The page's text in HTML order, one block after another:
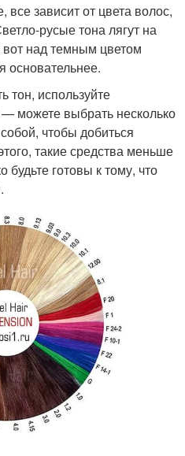
зависит от цвета волос,
русые тона лягут на
над темным цветом
основательнее.
тон, используйте
можете выбрать несколько
чтобы добиться
такие средства меньше
готовы к тому, что